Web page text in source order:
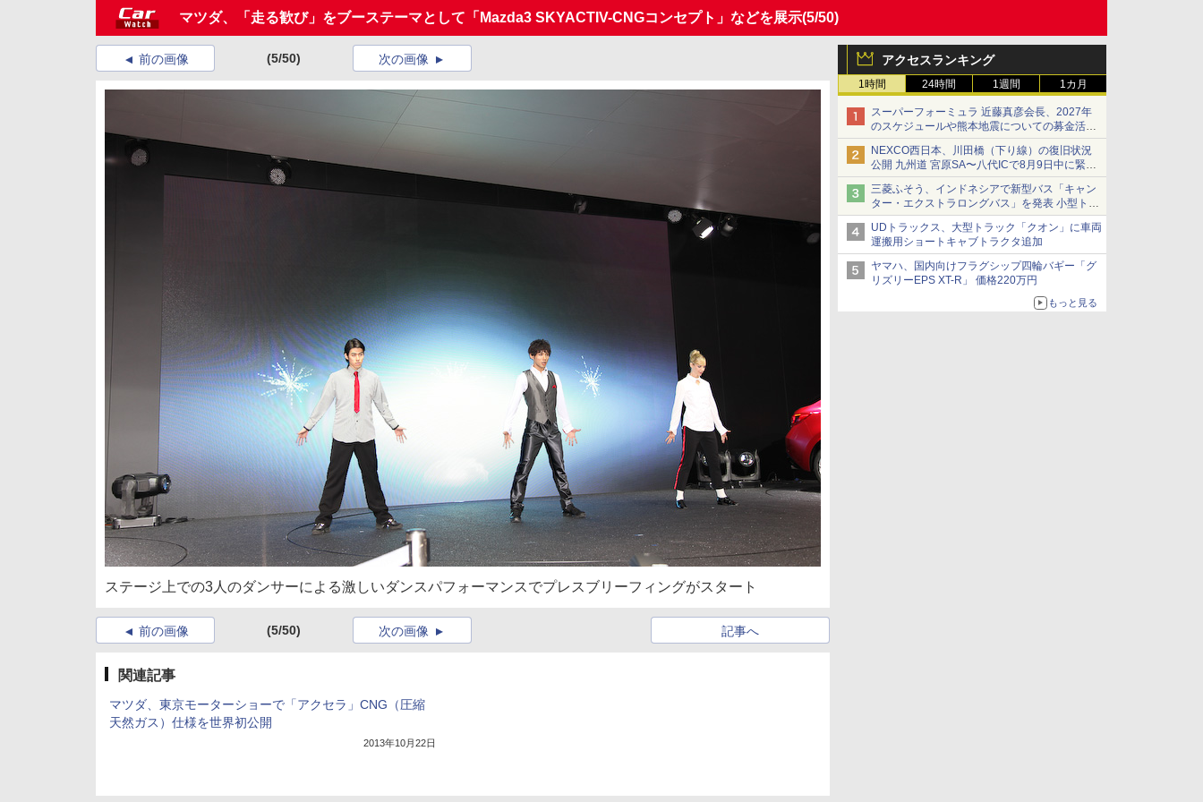
マツダ、「走る歓び」をブーステーマとして「Mazda3 SKYACTIV-CNGコンセプト」などを展示(5/50)
アクセスランキング
1時間 24時間 1週間 1カ月
スーパーフォーミュラ 近藤真彦会長、2027年
のスケジュールや熊本地震についての募金活動
を紹介
NEXCO西日本、川田橋（下り線）の復旧状況
公開 九州道 宮原SA〜八代ICで8月9日中に緊急
車両を通行可能に
三菱ふそう、インドネシアで新型バス「キャン
ター・エクストラロングバス」を発表 小型トラ
ックベースの観光・旅客輸送向けバス
UDトラックス、大型トラック「クオン」に車両
運搬用ショートキャブトラクタ追加
ヤマハ、国内向けフラグシップ四輪バギー「グ
リズリーEPS XT-R」 価格220万円
もっと見る
前の画像 (5/50) 次の画像
ステージ上での3人のダンサーによる激しいダンスパフォーマンスでプレスブリーフィングがスタート
前の画像 (5/50) 記事へ
次の画像
関連記事
マツダ、東京モーターショーで「アクセラ」CNG（圧縮
天然ガス）仕様を世界初公開
2013年10月22日